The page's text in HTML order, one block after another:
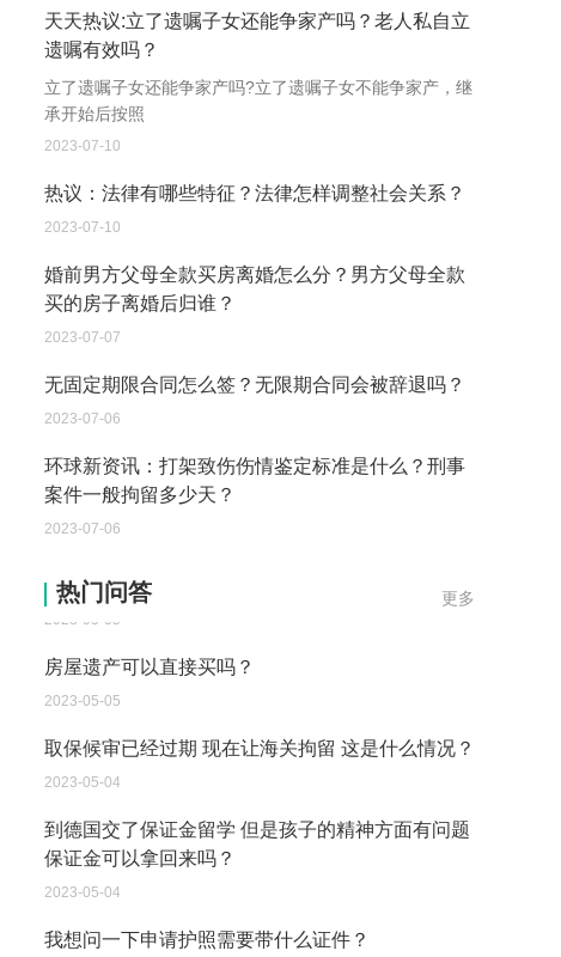
天天热议:立了遗嘱子女还能争家产吗？老人私自立
遗嘱有效吗？
立了遗嘱子女还能争家产吗?立了遗嘱子女不能争家产，继
承开始后按照
2023-07-10
热议：法律有哪些特征？法律怎样调整社会关系？
2023-07-10
婚前男方父母全款买房离婚怎么分？男方父母全款
买的房子离婚后归谁？
2023-07-07
无固定期限合同怎么签？无限期合同会被辞退吗？
2023-07-06
环球新资讯：打架致伤伤情鉴定标准是什么？刑事
案件一般拘留多少天？
2023-07-06
更多
热门问答
父母过世后如何办理房产过户？
房屋遗产可以直接买吗？
2023-05-05
取保候审已经过期 现在让海关拘留 这是什么情况？
2023-05-04
到德国交了保证金留学 但是孩子的精神方面有问题
保证金可以拿回来吗？
2023-05-04
我想问一下申请护照需要带什么证件？